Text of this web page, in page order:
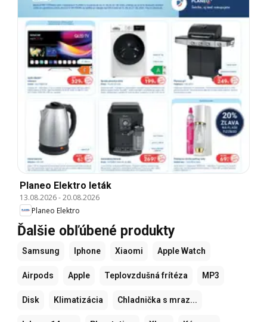
Planeo Elektro leták
13.08.2026-20.08.2026
Planeo Elektro
Ďalšie obľúbené produkty
Samsung Iphone Xiaomi Apple Watch
Airpods Apple Teplovzdušná frítéza MP3
Disk Klimatizácia Chladnička s mraz...